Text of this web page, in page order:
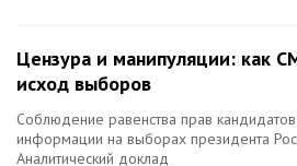
Цензура и манипуляции: как
исход выборов
Соблюдение равенства прав
информации на выборах президента
Аналитический доклад